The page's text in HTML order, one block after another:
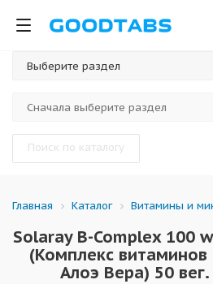
Поиск по каталогу
Главная Каталог Витамины и
Solaray B-Complex 100
(Комплекс витаминов
Алоэ Вера) 50 вег.